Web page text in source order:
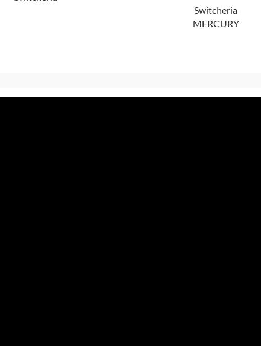
Switcheria
MERCURY